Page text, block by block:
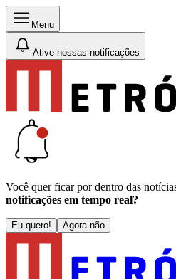
Menu
Ative nossas notificações
Você quer ficar por dentro das
notificações em tempo real?
Eu quero! Agora não